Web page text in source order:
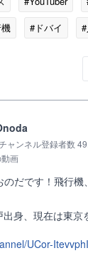
#ドバイ
ャンネル登録者数
画
だです！飛行
身、現在は東京
UCor-